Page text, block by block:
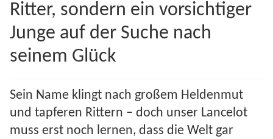
Juli bis Dezember 2023
Januar bis Juni 2023
Spenden 2022
Juli bis Dezember 2022
Ritter, sondern ein vorsichtiger
Junge auf der Suche nach
seinem Glück
Sein Name klingt nach großem Heldenmut
und tapferen Rittern – doch unser Lancelot
muss erst noch lernen, dass die Welt gar